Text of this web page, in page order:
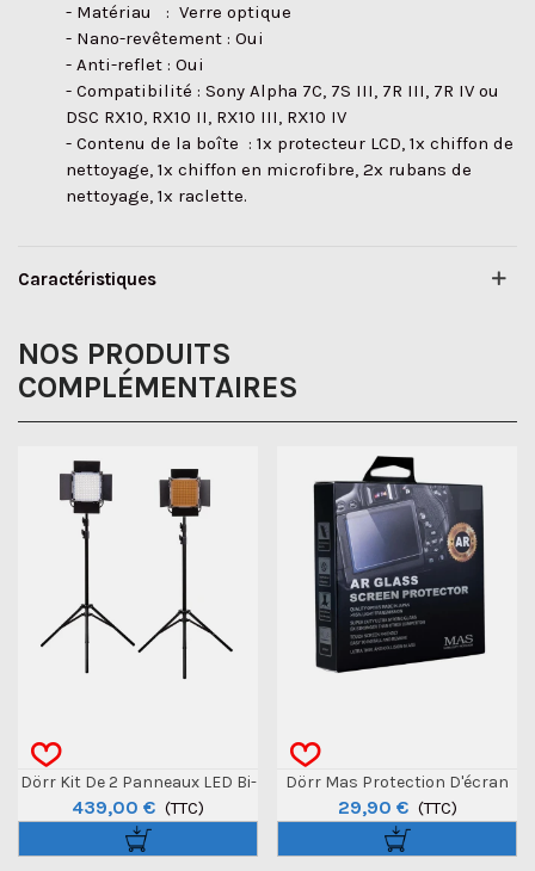
- Matériau : Verre optique
- Nano-revêtement : Oui
- Anti-reflet : Oui
- Compatibilité : Sony Alpha 7C, 7S III, 7R III, 7R IV ou
DSC RX10, RX10 II, RX10 III, RX10 IV
- Contenu de la boîte : 1x protecteur LCD, 1x chiffon de
nettoyage, 1x chiffon en microfibre, 2x rubans de
nettoyage, 1x raclette.
Caractéristiques
NOS PRODUITS
COMPLÉMENTAIRES
Dörr Kit De 2 Panneaux LED Bi-
Color DLP-1000
439,00 € (TTC)
Dörr Mas Protection D'écran
Pour Canon EOS 5D MK IV
29,90 € (TTC)